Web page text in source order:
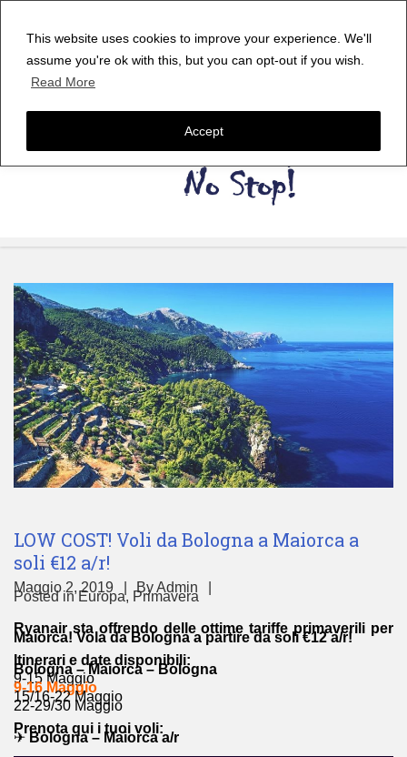
This website uses cookies to improve your experience. We'll
assume you're ok with this, but you can opt-out if you wish.
Read More
Accept
LOW COST! Voli da Bologna a Maiorca a
soli €12 a/r!
Maggio 2, 2019 ByAdmin
Posted in Europa, Primavera
Ryanair sta offrendo delle ottime tariffe primaverili per
Maiorca! Vola da Bologna a partire da soli €12 a/r!
Itinerari e date disponibili:
Bologna – Maiorca – Bologna
9-15 Maggio
9-16 Maggio
15/16-22 Maggio
22-29/30 Maggio
Prenota qui i tuoi voli:
✈ Bologna – Maiorca a/r